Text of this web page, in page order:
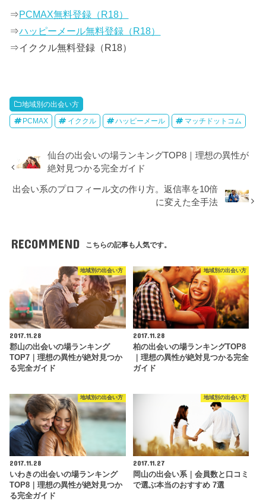
⇒PCMAX無料登録（R18）
⇒ハッピーメール無料登録（R18）
⇒イククル無料登録（R18）
地域別の出会い方
PCMAX イククル ハッピーメール マッチドットコム
仙台の出会いの場ランキングTOP8｜理想の異性が
絶対見つかる完全ガイド
出会い系のプロフィール文の作り方。返信率を10倍
に変えた全手法
RECOMMEND こちらの記事も人気です。
地域別の出会い方
2017.11.28
郡山の出会いの場ランキング
TOP7｜理想の異性が絶対見つか
る完全ガイド
地域別の出会い方
2017.11.28
柏の出会いの場ランキングTOP8
｜理想の異性が絶対見つかる完全
ガイド
地域別の出会い方
2017.11.28
いわきの出会いの場ランキング
TOP8｜理想の異性が絶対見つか
る完全ガイド
地域別の出会い方
2017.11.27
岡山の出会い系｜会員数と口コミ
で選ぶ本当のおすすめ 7選